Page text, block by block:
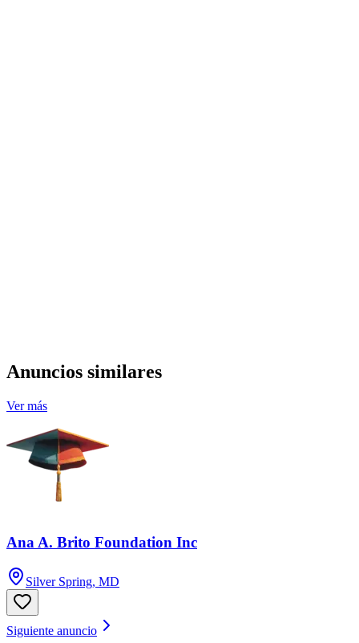
Anuncios similares
Ver más
Ana A. Brito Foundation Inc
Silver Spring, MD
Siguiente anuncio